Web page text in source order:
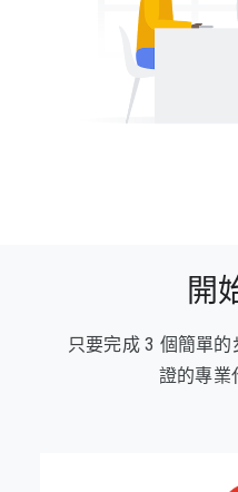
開
只要完成 3 個簡單
證的專業